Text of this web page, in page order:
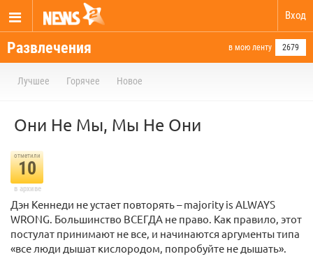
Вход
Развлечения в мою ленту 2679
Лучшее Горячее Новое
Они Не Мы, Мы Не Они
отметили
10
в архиве
Дэн Кеннеди не устает повторять – majority is ALWAYS
WRONG. Большинство ВСЕГДА не право. Как правило, этот
постулат принимают не все, и начинаются аргументы типа
«все люди дышат кислородом, попробуйте не дышать».